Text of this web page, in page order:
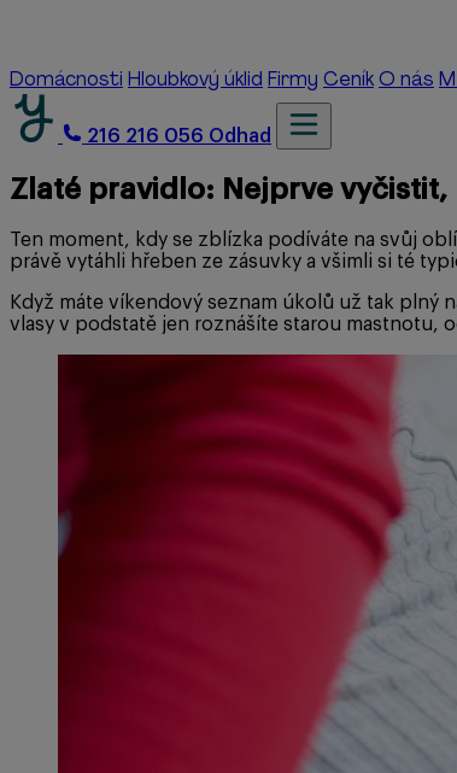
Domácnosti Hloubkový úklid Firmy Ceník O nás
216 216 056 Odhad
Zlaté pravidlo: Nejprve
Ten moment, kdy se zblízka podíváte na svůj
právě vytáhli hřeben ze zásuvky a všimli si té
Když máte víkendový seznam úkolů už tak plný
vlasy v podstatě jen roznášíte starou mastnotu,